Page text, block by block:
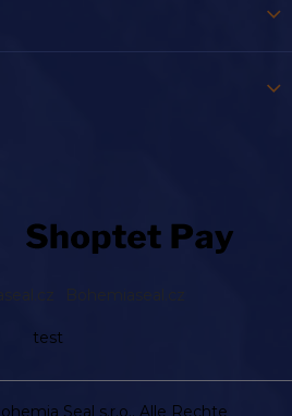
Bohemiaseal.cz
test
Seal s.r.o.. Alle Rechte